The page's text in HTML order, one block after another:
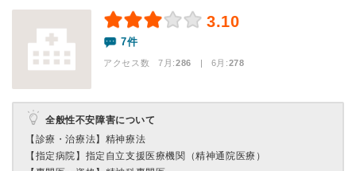
3.10
7件
アクセス数 7月:286 | 6月:278
全般性不安障害について
【診療・治療法】 精神療法
【指定病院】 指定自立支援医療機関（精神通院医療）